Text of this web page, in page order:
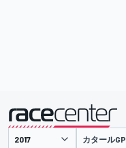
主催 カタールGP